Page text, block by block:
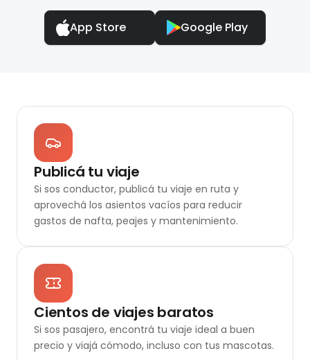
App Store Google Play
Publicá tu viaje
Si sos conductor, publicá tu viaje en ruta y
aprovechá los asientos vacíos para reducir
gastos de nafta, peajes y mantenimiento.
Cientos de viajes baratos
Si sos pasajero, encontrá tu viaje ideal a buen
precio y viajá cómodo, incluso con tus mascotas.